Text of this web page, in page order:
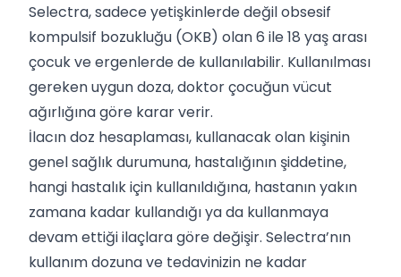
Selectra, sadece yetişkinlerde değil obsesif
kompulsif bozukluğu (OKB) olan 6 ile 18 yaş arası
çocuk ve ergenlerde de kullanılabilir. Kullanılması
gereken uygun doza, doktor çocuğun vücut
ağırlığına göre karar verir.
İlacın doz hesaplaması, kullanacak olan kişinin
genel sağlık durumuna, hastalığının şiddetine,
hangi hastalık için kullanıldığına, hastanın yakın
zamana kadar kullandığı ya da kullanmaya
devam ettiği ilaçlara göre değişir. Selectra’nın
kullanım dozuna ve tedavinizin ne kadar